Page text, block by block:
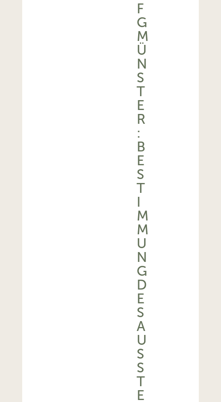
F
G
M
Ü
N
S
T
E
R
:
B
E
S
T
I
M
M
U
N
G
D
E
S
A
U
S
S
T
E